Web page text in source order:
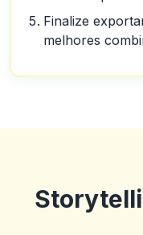
Finalize
melhores